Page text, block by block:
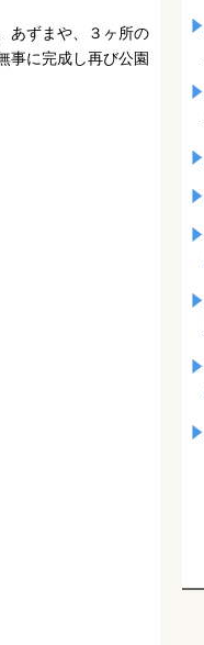
あずまや、３ヶ所の
事に完成し再び公園